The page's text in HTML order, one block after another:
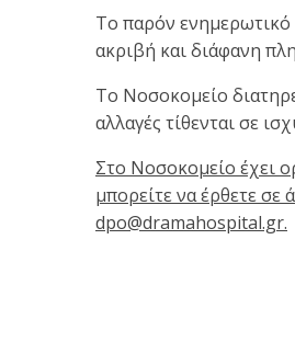
Το παρόν ενημερωτικό
ακριβή και διάφανη
Το Νοσοκομείο
αλλαγές τίθενται σε
Στο Νοσοκομείο έχει
μπορείτε να έρθετε σε
dpo@dramahospital.gr.